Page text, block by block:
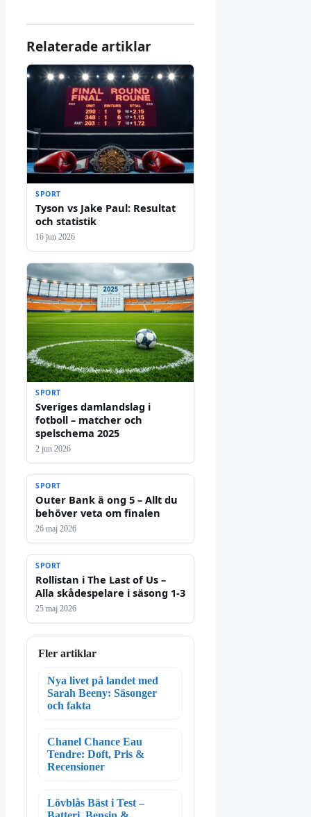
Relaterade artiklar
SPORT
Tyson vs Jake Paul: Resultat
och statistik
16 jun 2026
SPORT
Sveriges damlandslag i
fotboll – matcher och
spelschema 2025
2 jun 2026
SPORT
Outer Bank ä ong 5 – Allt du
behöver veta om finalen
26 maj 2026
SPORT
Rollistan i The Last of Us –
Alla skådespelare i säsong 1-3
25 maj 2026
Fler artiklar
Nya livet på landet med
Sarah Beeny: Säsonger
och fakta
Chanel Chance Eau
Tendre: Doft, Pris &
Recensioner
Lövblås Bäst i Test –